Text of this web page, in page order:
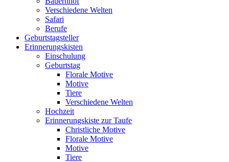
Verschiedene Welten
Safari
Berufe
Geburtstagsteller
Erinnerungskisten
Einschulung
Geburtstag
Florale Motive
Motive
Tiere
Verschiedene Welten
Hochzeit
Erinnerungskiste zur Taufe
Christliche Motive
Florale Motive
Motive
Tiere